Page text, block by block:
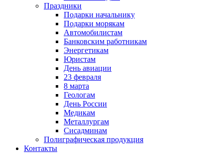
Праздники
Подарки начальнику
Подарки морякам
Автомобилистам
Банковским работникам
Энергетикам
Юристам
День авиации
23 февраля
8 марта
Геологам
День России
Медикам
Металлургам
Сисадминам
Полиграфическая продукция
Контакты